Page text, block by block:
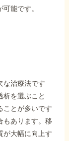
能です。
な治療法です
析を選ぶこと
ことが多いです
もあります。移
が大幅に向上す